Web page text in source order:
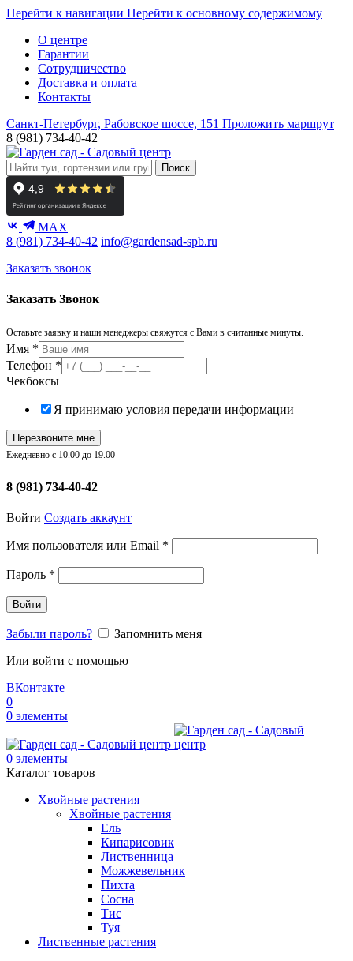
Перейти к навигации Перейти к основному содержимому
О центре
Гарантии
Сотрудничество
Доставка и оплата
Контакты
Санкт-Петербург, Рабовское шоссе, 151 Проложить маршрут
8 (981) 734-40-42
Поиск
MAX
8 (981) 734-40-42 info@gardensad-spb.ru
Заказать звонок
Заказать Звонок
Оставьте заявку и наши менеджеры свяжутся с Вами в считанные минуты.
Имя *
Телефон *
Чекбоксы
Я принимаю условия передачи информации
Перезвоните мне
Ежедневно с 10.00 до 19.00
8 (981) 734-40-42
Войти Создать аккаунт
Имя пользователя или Email *
Пароль *
Войти
Забыли пароль?
Запомнить меня
Или войти с помощью
ВКонтакте
0
0 элементы
0 элементы
Каталог товаров
Хвойные растения
Хвойные растения
Ель
Кипарисовик
Лиственница
Можжевельник
Пихта
Сосна
Тис
Туя
Лиственные растения